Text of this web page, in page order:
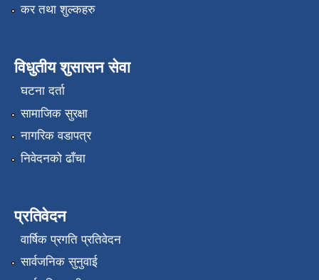
कर तथा शुल्कहरु
विधुतीय शुसासन सेवा
घटना दर्ता
सामाजिक सुरक्षा
नागरिक वडापत्र
निवेदनको ढाँचा
प्रतिवेदन
वार्षिक प्रगति प्रतिवेदन
सार्वजनिक सुनुवाई